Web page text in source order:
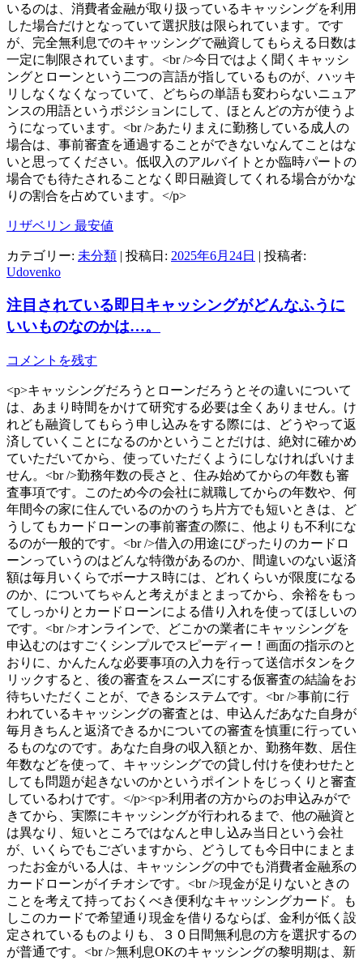
いるのは、消費者金融が取り扱っているキャッシングを利用
した場合だけとなっていて選択肢は限られています。です
が、完全無利息でのキャッシングで融資してもらえる日数は
一定に制限されています。<br />今日ではよく聞くキャッシ
ングとローンという二つの言語が指しているものが、ハッキ
リしなくなくなっていて、どちらの単語も変わらないニュア
ンスの用語というポジションにして、ほとんどの方が使うよ
うになっています。<br />あたりまえに勤務している成人の
場合は、事前審査を通過することができないなんてことはな
いと思ってください。低収入のアルバイトとか臨時パートの
場合でも待たされることなく即日融資してくれる場合がかな
りの割合を占めています。</p>
リザベリン 最安値
カテゴリー: 未分類 | 投稿日: 2025年6月24日 | 投稿者:
Udovenko
注目されている即日キャッシングがどんなふうに
いいものなのかは…。
コメントを残す
<p>キャッシングだろうとローンだろうとその違いについて
は、あまり時間をかけて研究する必要は全くありません。け
れども融資してもらう申し込みをする際には、どうやって返
済していくことになるのかということだけは、絶対に確かめ
ていただいてから、使っていただくようにしなければいけま
せん。<br />勤務年数の長さと、住み始めてからの年数も審
査事項です。このため今の会社に就職してからの年数や、何
年間今の家に住んでいるのかのうち片方でも短いときは、ど
うしてもカードローンの事前審査の際に、他よりも不利にな
るのが一般的です。<br />借入の用途にぴったりのカードロ
ーンっていうのはどんな特徴があるのか、間違いのない返済
額は毎月いくらでボーナス時には、どれくらいが限度になる
のか、についてちゃんと考えがまとまってから、余裕をもっ
てしっかりとカードローンによる借り入れを使ってほしいの
です。<br />オンラインで、どこかの業者にキャッシングを
申込むのはすごくシンプルでスピーディー！画面の指示のと
おりに、かんたんな必要事項の入力を行って送信ボタンをク
リックすると、後の審査をスムーズにする仮審査の結論をお
待ちいただくことが、できるシステムです。<br />事前に行
われているキャッシングの審査とは、申込んだあなた自身が
毎月きちんと返済できるかについての審査を慎重に行ってい
るものなのです。あなた自身の収入額とか、勤務年数、居住
年数などを使って、キャッシングでの貸し付けを使わせたと
しても問題が起きないのかというポイントをじっくりと審査
しているわけです。</p><p>利用者の方からのお申込みがで
きてから、実際にキャッシングが行われるまで、他の融資と
は異なり、短いところではなんと申し込み当日という会社
が、いくらでもございますから、どうしても今日中にまとま
ったお金がいる人は、キャッシングの中でも消費者金融系の
カードローンがイチオシです。<br />現金が足りないときの
ことを考えて持っておくべき便利なキャッシングカード。も
しこのカードで希望通り現金を借りるならば、金利が低く設
定されているものよりも、３０日間無利息の方を選択するの
が普通です。<br />無利息OKのキャッシングの黎明期は、新